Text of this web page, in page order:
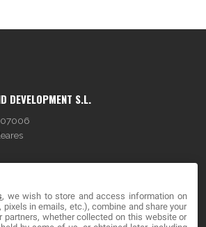
DEVELOPMENT S.L.
, we wish to store and access information on
pixels in emails, etc.), combine and share your
partners, whether collected on this website or